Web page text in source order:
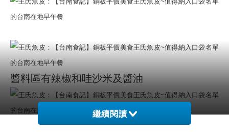
醬料區有辣椒和哇沙米及醬油
台南的香酥魚肉粥很好吃，王氏魚皮他們家的
繼續閱讀